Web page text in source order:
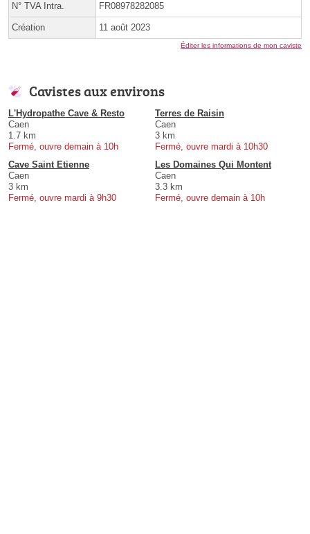
N° TVA Intra. FR08978282085
Création 11 août 2023
Éditer les informations de mon caviste
Cavistes aux environs
L'Hydropathe Cave & Resto
Caen
1.7 km
Fermé, ouvre demain à 10h
Terres de Raisin
Caen
3 km
Fermé, ouvre mardi à 10h30
Cave Saint Etienne
Caen
3 km
Fermé, ouvre mardi à 9h30
Les Domaines Qui Montent
Caen
3.3 km
Fermé, ouvre demain à 10h